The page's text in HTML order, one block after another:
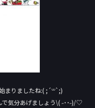
まりましたね:( ;´꒳`;)
気分あげましょう\( ˶˙˙˶)/♡